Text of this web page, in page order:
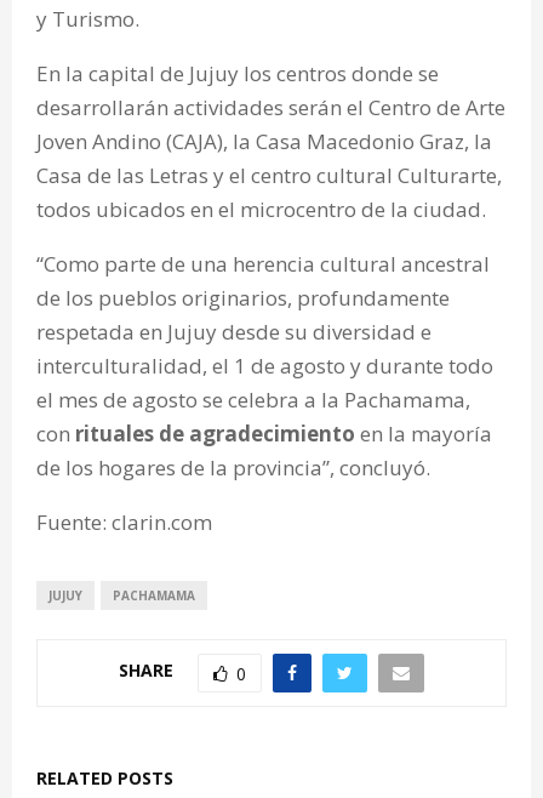
y Turismo.
En la capital de Jujuy los centros donde se
desarrollarán actividades serán el Centro de Arte
Joven Andino (CAJA), la Casa Macedonio Graz, la
Casa de las Letras y el centro cultural Culturarte,
todos ubicados en el microcentro de la ciudad.
“Como parte de una herencia cultural ancestral
de los pueblos originarios, profundamente
respetada en Jujuy desde su diversidad e
interculturalidad, el 1 de agosto y durante todo
el mes de agosto se celebra a la Pachamama,
con rituales de agradecimiento en la mayoría
de los hogares de la provincia”, concluyó.
Fuente: clarin.com
JUJUY PACHAMAMA
SHARE 0
RELATED POSTS